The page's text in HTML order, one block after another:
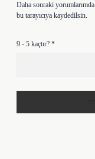
Daha sonraki
bu tarayıcıya kaydedilsin.
9 - 5 kaçtır? *